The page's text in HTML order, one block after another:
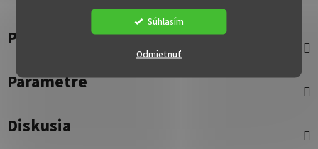
Odmietnuť
Súhlasím
Popis
Parametre
Diskusia